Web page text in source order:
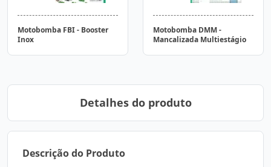
Motobomba FBI - Booster
Inox
Motobomba DMM -
Mancalizada Multiestágio
Detalhes do produto
Descrição do Produto